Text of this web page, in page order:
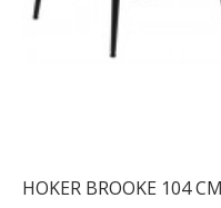
HOKER BROOKE 104